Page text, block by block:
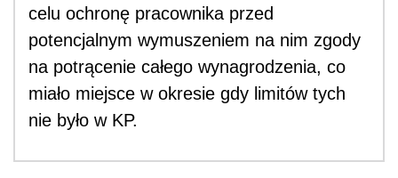
celu ochronę pracownika przed
potencjalnym wymuszeniem na nim zgody
na potrącenie całego wynagrodzenia, co
miało miejsce w okresie gdy limitów tych
nie było w KP.